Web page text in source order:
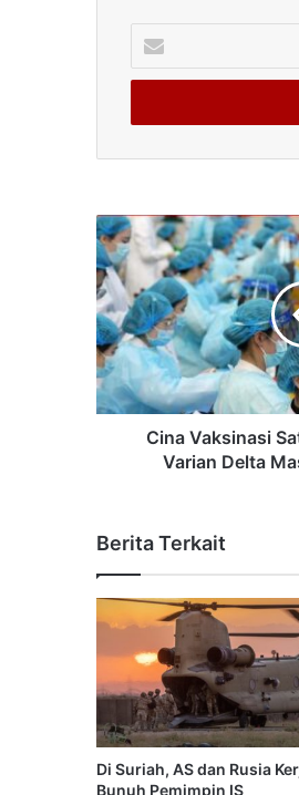
your
Email
Cina Vaksinasi
Varian Delta
Berita Terkait
Di Suriah, AS dan Rusia
Bunuh Pemimpin IS